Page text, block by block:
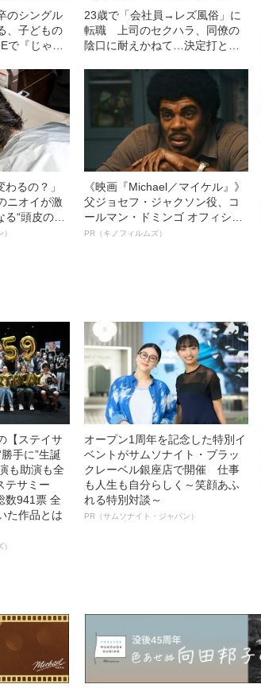
のシングル
、子どもの
で『じゃあ
23歳で「会社員→レズ風俗」に
転職 上司のセクハラ、同僚の
陰口に耐えかねて…決定打とな
るの？」
ニオイが激
“頭皮のニ
解消す
《映画『Michael／マイケル』》
父ジョセフ・ジャクソン役、コ
ールマン・ドミンゴ オフィシャ
ルインタビュー“観客を魅了した
PR（キノフィルムズ）
【ステイサ
手に”生誕
も助演も全
テサミー
数941票 全
た作品とは
オープン1周年を記念した特別イ
ベントがサムソナイト・ブラッ
クレーベル銀座店で開催 仕事
も人生も自分らしく～笑顔あふ
れる特別対談～
PR（サムソナイト・ジャパン）